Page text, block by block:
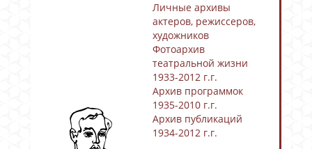
Личные архивы
актеров, режиссеров,
художников
Фотоархив
театральной жизни
1933-2012 г.г.
Архив программок
1935-2010 г.г.
Архив публикаций
1934-2012 г.г.